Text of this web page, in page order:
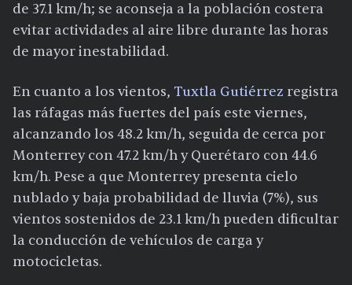
de 37.1 km/h; se aconseja a la población costera
evitar actividades al aire libre durante las horas
de mayor inestabilidad.
En cuanto a los vientos, Tuxtla Gutiérrez registra
las ráfagas más fuertes del país este viernes,
alcanzando los 48.2 km/h, seguida de cerca por
Monterrey con 47.2 km/h y Querétaro con 44.6
km/h. Pese a que Monterrey presenta cielo
nublado y baja probabilidad de lluvia (7%), sus
vientos sostenidos de 23.1 km/h pueden dificultar
la conducción de vehículos de carga y
motocicletas.